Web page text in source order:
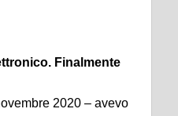
Finalmente
2020 – avevo